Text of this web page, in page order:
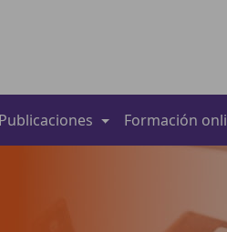
Publicaciones Formación